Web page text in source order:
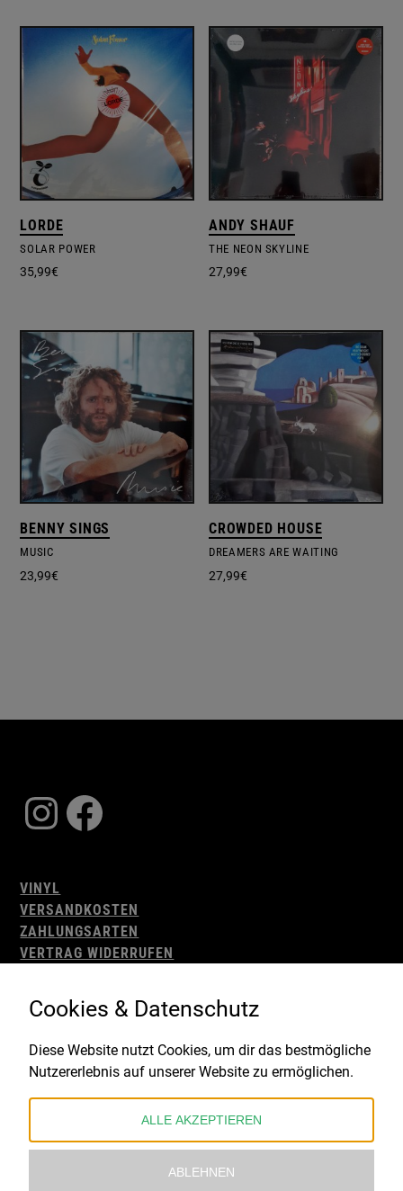
LORDE
SOLAR POWER
35,99€
ANDY SHAUF
THE NEON SKYLINE
27,99€
BENNY SINGS
MUSIC
23,99€
CROWDED HOUSE
DREAMERS ARE WAITING
27,99€
Instagram
Facebook
VINYL
VERSANDKOSTEN
ZAHLUNGSARTEN
VERTRAG WIDERRUFEN
WIDERRUFSBELEHRUNG
IMPRESSUM
Gefördert durch:
Cookies & Datenschutz
Diese Website nutzt Cookies, um dir das bestmögliche
Nutzererlebnis auf unserer Website zu ermöglichen.
ALLE AKZEPTIEREN
ABLEHNEN